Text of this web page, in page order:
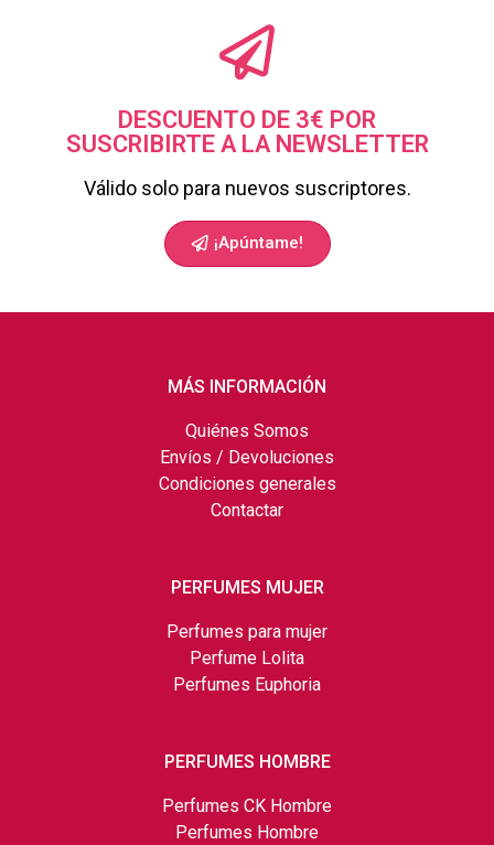
DESCUENTO DE 3€ POR
SUSCRIBIRTE A LA NEWSLETTER
Válido solo para nuevos suscriptores.
¡Apúntame!
MÁS INFORMACIÓN
Quiénes Somos
Envíos / Devoluciones
Condiciones generales
Contactar
PERFUMES MUJER
Perfumes para mujer
Perfume Lolita
Perfumes Euphoria
PERFUMES HOMBRE
Perfumes CK Hombre
Perfumes Hombre